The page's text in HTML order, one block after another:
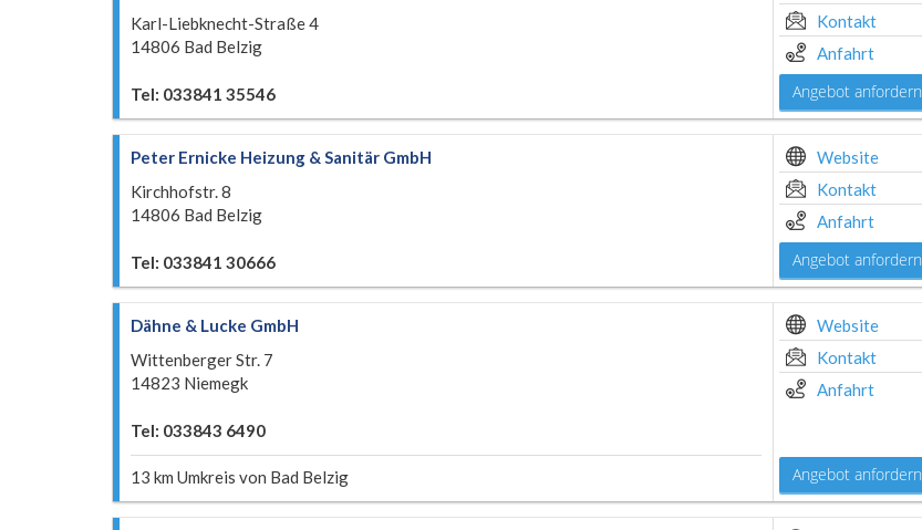
Karl-Liebknecht-Straße 4
14806 Bad Belzig
Tel: 033841 35546
Kontakt
Anfahrt
Angebot anfordern
Peter Ernicke Heizung & Sanitär GmbH
Kirchhofstr. 8
14806 Bad Belzig
Tel: 033841 30666
Website
Kontakt
Anfahrt
Angebot anfordern
Dähne & Lucke GmbH
Wittenberger Str. 7
14823 Niemegk
Tel: 033843 6490
13 km Umkreis von Bad Belzig
Website
Kontakt
Anfahrt
Angebot anfordern